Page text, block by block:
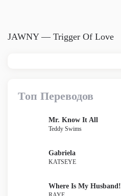
JAWNY — Trigger Of Love
Топ Переводов
Mr. Know It All
Teddy Swims
Gabriela
KATSEYE
Where Is My Husband!